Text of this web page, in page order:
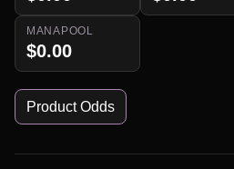
MANAPOOL
$0.00
Product Odds